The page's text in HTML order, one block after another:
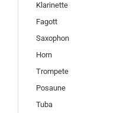
Klarinette
Fagott
Saxophon
Horn
Trompete
Posaune
Tuba